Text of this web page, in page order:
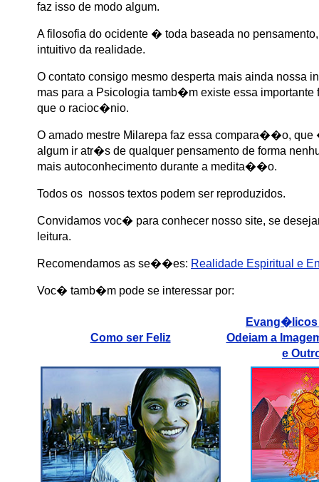
faz isso de modo algum.
A filosofia do ocidente � toda baseada no
intuitivo da realidade.
O contato consigo mesmo desperta mais ainda
mas para a Psicologia tamb�m existe essa
que o racioc�nio.
O amado mestre Milarepa faz essa compara��o,
algum ir atr�s de qualquer pensamento de forma
mais autoconhecimento durante a medita��o.
Todos os nossos textos podem ser reproduzidos.
Convidamos voc� para conhecer nosso site, se
leitura.
Recomendamos as se��es: Realidade Espiritual e
Voc� tamb�m pode se interessar por:
Como ser Feliz
Evang�licos
Odeiam a
e